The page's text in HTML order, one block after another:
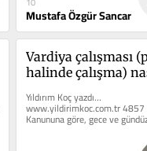
Mustafa Özgür Sancar
Vardiya çalışması
halinde çalışma)
Yıldırım Koç yazdı…
www.yildirimkoc.com.tr 4857
Kanununa göre, gece ve
nöbetleşe işçi...